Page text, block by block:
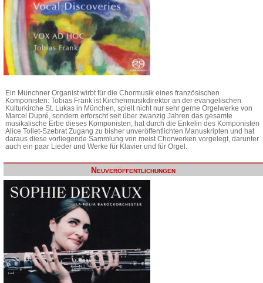
Ein Münchner Organist wirbt für die Chormusik eines französischen
Komponisten: Tobias Frank ist Kirchenmusikdirektor an der evangelischen
Kulturkirche St. Lukas in München, spielt nicht nur sehr gerne Orgelwerke von
Marcel Dupré, sondern erforscht seit über zwanzig Jahren das gesamte
musikalische Erbe dieses Komponisten, hat durch die Enkelin des Komponisten
Alice Tollet-Szebrat Zugang zu bisher unveröffentlichten Manuskripten und hat
daraus diese vorliegende Sammlung von meist Chorwerken vorgelegt, darunter
auch ein paar Lieder und Werke für Klavier und für Orgel.
Neuveröffentlichungen